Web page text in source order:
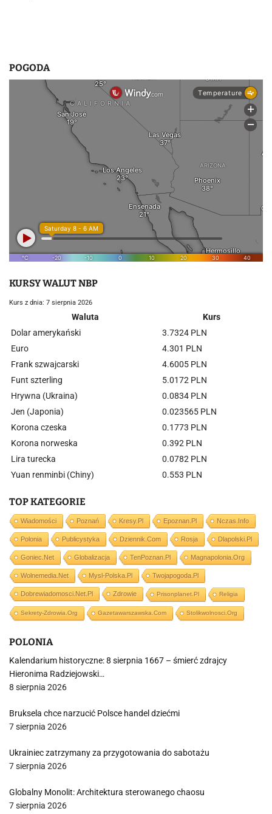
POGODA
KURSY WALUT NBP
Kurs z dnia: 7 sierpnia 2026
Waluta
Kurs
Dolar amerykański
3.7324 PLN
Euro
4.301 PLN
Frank szwajcarski
4.6005 PLN
Funt szterling
5.0172 PLN
Hrywna (Ukraina)
0.0834 PLN
Jen (Japonia)
0.023565 PLN
Korona czeska
0.1773 PLN
Korona norweska
0.392 PLN
Lira turecka
0.0782 PLN
Yuan renminbi (Chiny)
0.553 PLN
TOP KATEGORIE
Wiadomości Poznań Kresy.pl Epoznan.pl Nczas.info
Polonia Publicystyka Dziennik.com Rosja Dlapolski.pl
Goniec.net Globalizacja TenPoznan.pl Magnapolonia.org
Wolnemedia.net Mysl-Polska.pl Twojapogoda.pl
Dobrewiadomosci.net.pl Zdrowie Prisonplanet.pl Religia
Sekrety-Zdrowia.org Gazetawarszawska.com Stolikwolnosci.org
POLONIA
Kalendarium historyczne: 8 sierpnia 1667 – śmierć zdrajcy
Hieronima Radziejowski…
8 sierpnia 2026
Bruksela chce narzucić Polsce handel dziećmi
7 sierpnia 2026
Ukrainiec zatrzymany za przygotowania do sabotażu
7 sierpnia 2026
Globalny Monolit: Architektura sterowanego chaosu
7 sierpnia 2026